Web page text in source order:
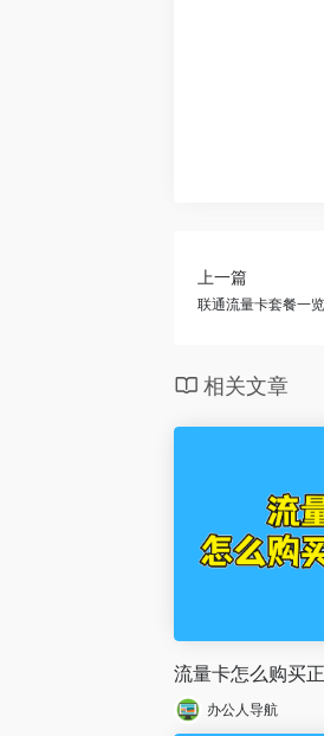
上一篇
联通流量卡套餐一
相关文章
流量卡怎么购买
办公人导航